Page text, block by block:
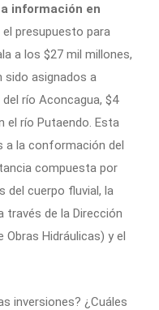
información en
el presupuesto para
a los $27 mil millones,
sido asignados a
río Aconcagua, $4
el río Putaendo. Esta
a la conformación del
compuesta por
del cuerpo fluvial, la
través de la Dirección
Obras Hidráulicas) y el
inversiones? ¿Cuáles